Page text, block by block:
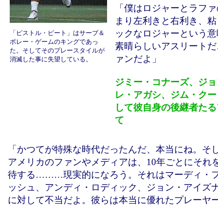
「ピストル・ピート」はサーブ＆
ボレー・ゲームのキングであっ
た。そしてそのプレースタイルが
消滅した事に失望している。
「僕はロジャーとラフ
まり左利きと右利き、
ックなロジャーという
素晴らしいアスリート
ァンだよ」
ジミー・コナーズ、ジ
レ・アガシ、ジム・ク
して彼自身の後継者た
て
「かつてが特殊な時代だったんだ、本当にね。そ
アメリカのファンやメディアは、10年ごとにそれ
待する………現実的になろう。それはマーディ・
ッシュ、アンディ・ロディック、ジョン・アイズ
に対して不当だよ。彼らは本当に優れたプレーヤ